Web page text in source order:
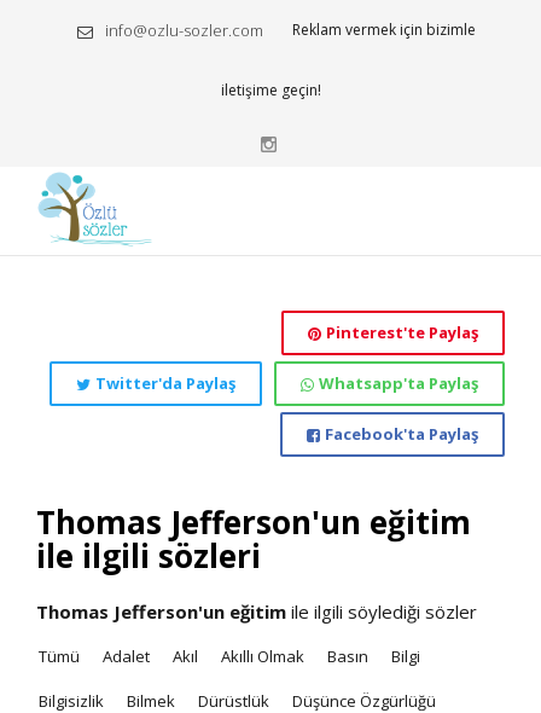
info@ozlu-sozler.com Reklam vermek için bizimle
iletişime geçin!
Pinterest'te Paylaş
Whatsapp'ta Paylaş
Twitter'da Paylaş
Facebook'ta Paylaş
Thomas Jefferson'un eğitim
ile ilgili sözleri
Thomas Jefferson'un eğitim ile ilgili söylediği sözler
Tümü Adalet Akıl Akıllı Olmak Basın Bilgi
Bilgisizlik Bilmek Dürüstlük Düşünce Özgürlüğü